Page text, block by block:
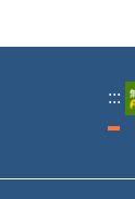
:::